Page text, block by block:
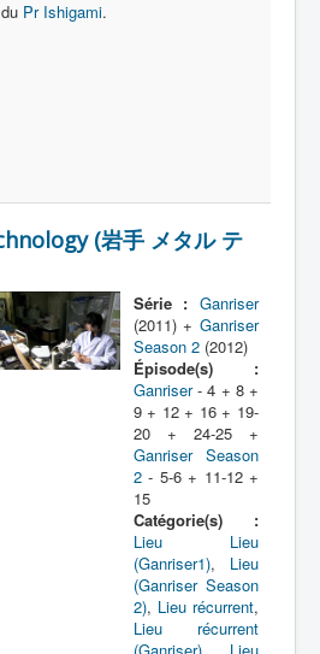
Pr Ishigami.
(岩手 メタル テ
Série : Ganriser
(2011) + Ganriser
Season 2(2012)
Épisode(s) :
Ganriser- 4 + 8 +
9 + 12 + 16 + 19-
20 + 24-25 +
Ganriser Season
2- 5-6 + 11-12 +
15
Catégorie(s) :
Lieu
Lieu
(Ganriser1), Lieu
(Ganriser Season
2), Lieu récurrent,
Lieu récurrent